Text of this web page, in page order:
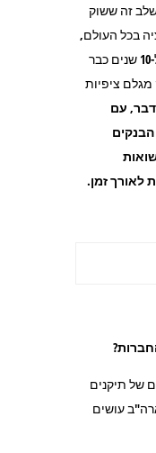
זה ששוק
בכל העולם,
כאשר באיטליה ובקנדה הציפיות ל-10 שנים כבר
ציפיות
עם
הבנקים
לאורך זמן.
של תיקנים
עושים